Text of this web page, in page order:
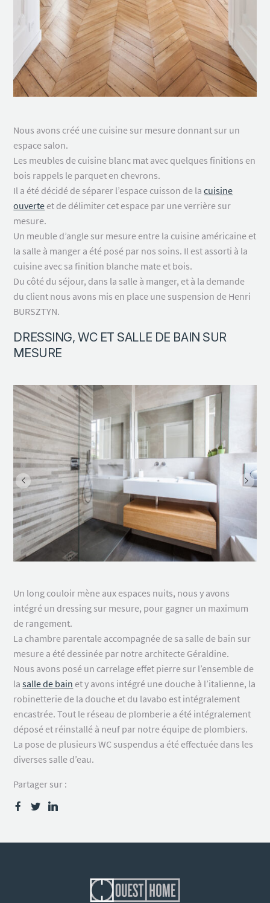
Demande de devis
Demande de devis gratuit et sans engagement l’équipe
Ouest Home vous rappel dans les plus brefs délais pour
analyser et chiffrer votre projet.
Nous avons créé une cuisine sur mesure donnant sur un
espace salon.
Les meubles de cuisine blanc mat avec quelques finitions en
bois rappels le parquet en chevrons.
Il a été décidé de séparer l’espace cuisson de lacuisine
ouverteet de délimiter cet espace par une verrière sur
mesure.
Un meuble d’angle sur mesure entre la cuisine américaine et
la salle à manger a été posé par nos soins. Il est assorti à la
cuisine avec sa finition blanche mate et bois.
Du côté du séjour, dans la salle à manger, et à la demande
du client nous avons mis en place une suspension de Henri
BURSZTYN.
DRESSING, WC ET SALLE DE BAIN SUR
MESURE
Un long couloir mène aux espaces nuits, nous y avons
intégré un dressing sur mesure, pour gagner un maximum
de rangement.
La chambre parentale accompagnée de sa salle de bain sur
mesure a été dessinée par notre architecte Géraldine.
Nous avons posé un carrelage effet pierre sur l’ensemble de
lasalle de bain et y avons intégré une douche à l’italienne, la
robinetterie de la douche et du lavabo est intégralement
encastrée. Tout le réseau de plomberie a été intégralement
déposé et réinstallé à neuf par notre équipe de plombiers.
La pose de plusieurs WC suspendus a été effectuée dans les
diverses salle d’eau.
Partager sur :